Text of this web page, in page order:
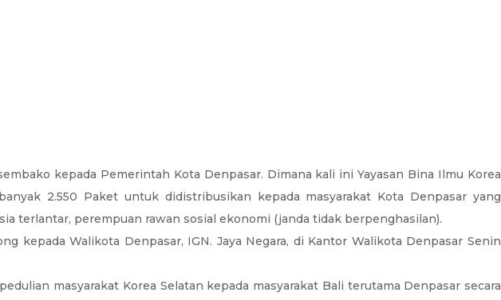
kepada Pemerintah Kota Denpasar. Dimana kali ini Yayasan Bina Ilmu Korea
2.550 Paket untuk didistribusikan kepada masyarakat Kota Denpasar yang
terlantar, perempuan rawan sosial ekonomi (janda tidak berpenghasilan).
kepada Walikota Denpasar, IGN. Jaya Negara, di Kantor Walikota Denpasar Senin
masyarakat Korea Selatan kepada masyarakat Bali terutama Denpasar secara